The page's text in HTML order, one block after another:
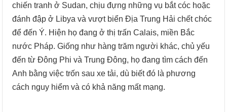
chiến tranh ở Sudan, chịu đựng những vụ bắt cóc hoặc
đánh đập ở Libya và vượt biển Địa Trung Hải chết chóc
để đến Ý. Hiện họ đang ở thị trấn Calais, miền Bắc
nước Pháp. Giống như hàng trăm người khác, chủ yếu
đến từ Đông Phi và Trung Đông, họ đang tìm cách đến
Anh bằng việc trốn sau xe tải, dù biết đó là phương
cách nguy hiểm và có khả năng mất mạng.